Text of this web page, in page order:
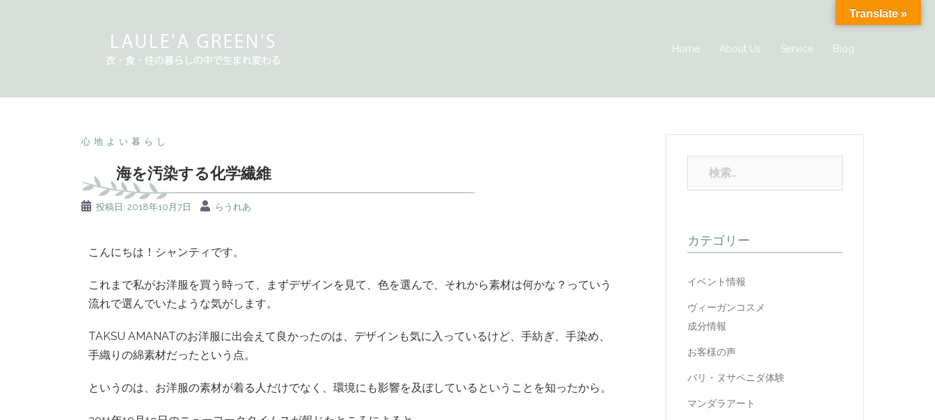
Home About Us Service Blog
心地よい暮らし
海を汚染する化学繊維
投稿日: 2018年10月7日 らうれあ
こんにちは！シャンティです。
これまで私がお洋服を買う時って、まずデザインを見て、色を選んで、それから素材は何かな？っていう
流れで選んでいたような気がします。
TAKSU AMANATのお洋服に出会えて良かったのは、デザインも気に入っているけど、手紡ぎ、手染め、
手織りの綿素材だったという点。
というのは、お洋服の素材が着る人だけでなく、環境にも影響を及ぼしているということを知ったから。
カテゴリー
イベント情報
ヴィーガンコスメ
成分情報
お客様の声
バリ・ヌサペニダ体験
マンダラアート
Translate »